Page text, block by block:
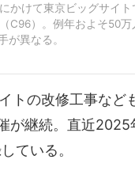
かけて東京ビッグサイ
C96）。例年およそ50
が異なる。
ク・パラリンピックの
トの改修工事など
継続。直近2025
ている。